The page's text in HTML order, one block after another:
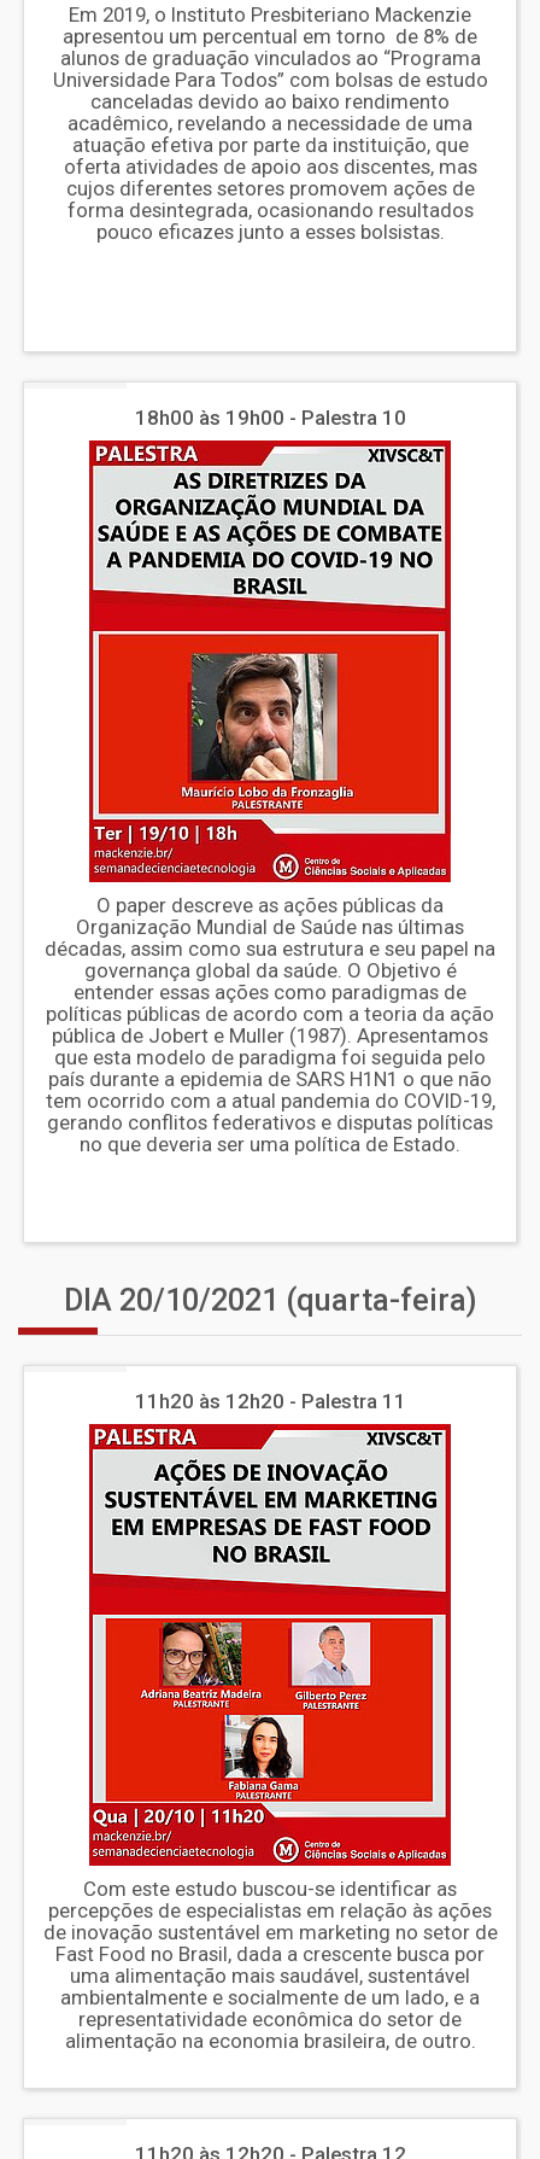
Em 2019, o Instituto Presbiteriano Mackenzie
apresentou um percentual em torno de 8% de
alunos de graduação vinculados ao “Programa
Universidade Para Todos” com bolsas de estudo
canceladas devido ao baixo rendimento
acadêmico, revelando a necessidade de uma
atuação efetiva por parte da instituição, que
oferta atividades de apoio aos discentes, mas
cujos diferentes setores promovem ações de
forma desintegrada, ocasionando resultados
pouco eficazes junto a esses bolsistas.
18h00 às 19h00 - Palestra 10
O paper descreve as ações públicas da
Organização Mundial de Saúde nas últimas
décadas, assim como sua estrutura e seu papel na
governança global da saúde. O Objetivo é
entender essas ações como paradigmas de
políticas públicas de acordo com a teoria da ação
pública de Jobert e Muller (1987). Apresentamos
que esta modelo de paradigma foi seguida pelo
país durante a epidemia de SARS H1N1 o que não
tem ocorrido com a atual pandemia do COVID-19,
gerando conflitos federativos e disputas políticas
no que deveria ser uma política de Estado.
DIA 20/10/2021 (quarta-feira)
11h20 às 12h20 - Palestra 11
Com este estudo buscou-se identificar as
percepções de especialistas em relação às ações
de inovação sustentável em marketing no setor de
Fast Food no Brasil, dada a crescente busca por
uma alimentação mais saudável, sustentável
ambientalmente e socialmente de um lado, e a
representatividade econômica do setor de
alimentação na economia brasileira, de outro.
11h20 às 12h20 - Palestra 12